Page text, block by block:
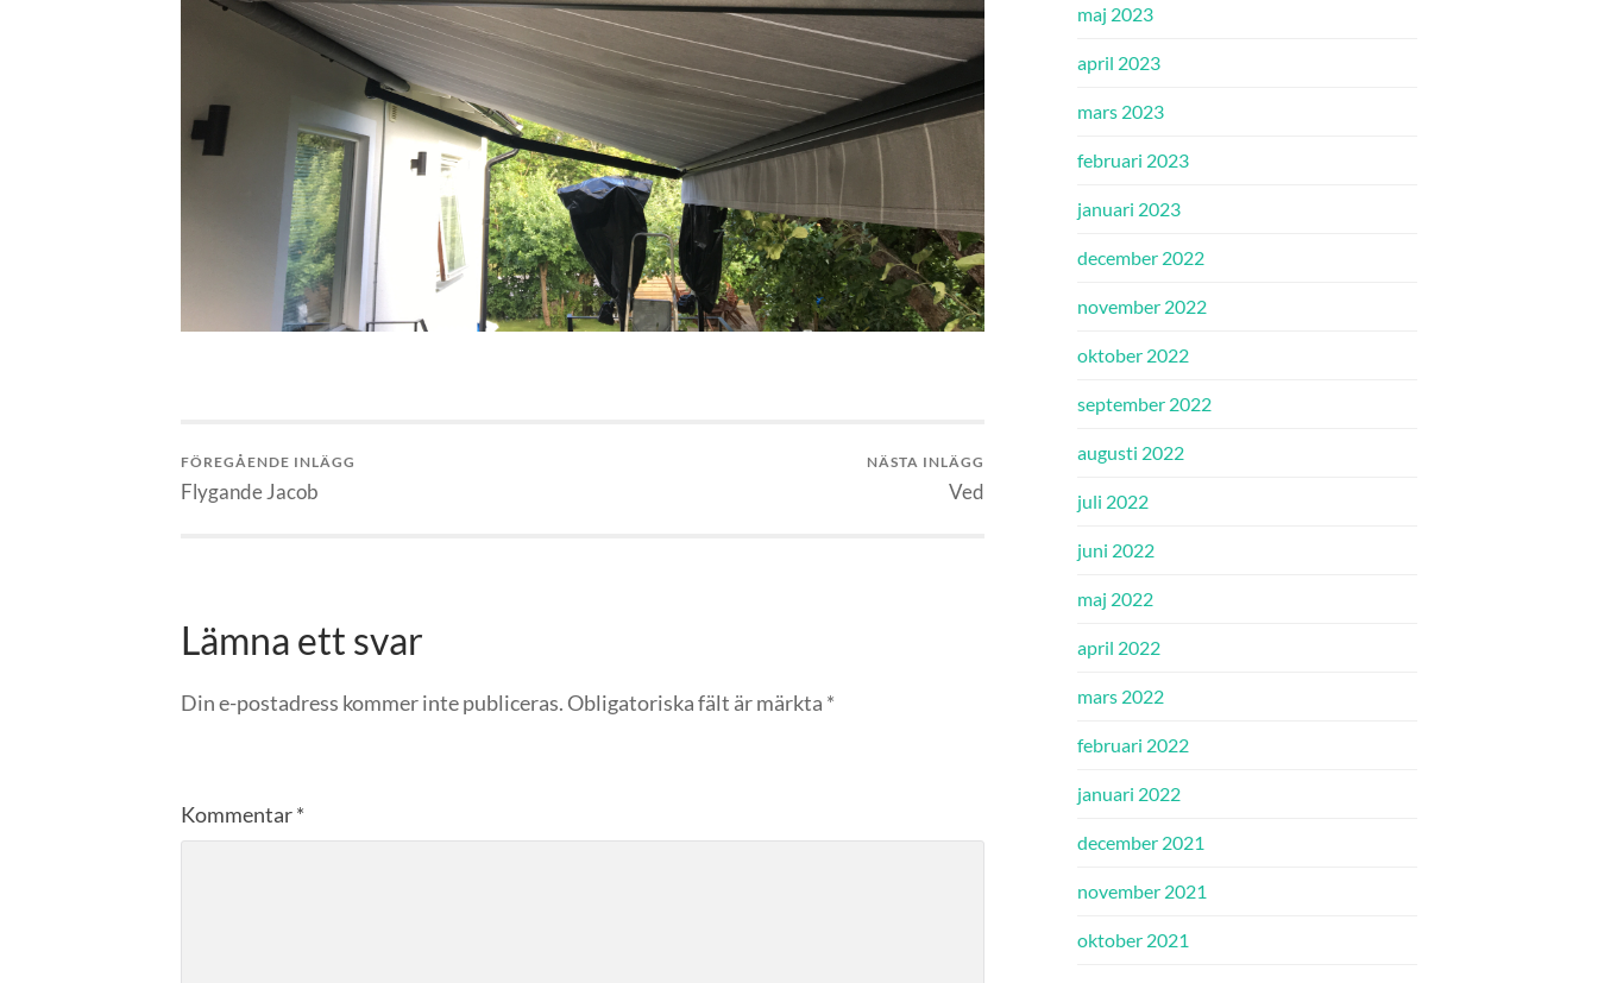
FÖREGÅENDE INLÄGG
Flygande Jacob
NÄSTA INLÄGG
Ved
Lämna ett svar
Din e-postadress kommer inte publiceras.Obligatoriska fält är märkta *
Kommentar*
maj 2023
april 2023
mars 2023
februari 2023
januari 2023
december 2022
november 2022
oktober 2022
september 2022
augusti 2022
juli 2022
juni 2022
maj 2022
april 2022
mars 2022
februari 2022
januari 2022
december 2021
november 2021
oktober 2021